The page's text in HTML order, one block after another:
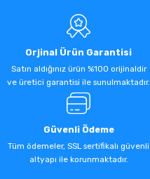
Orjinal Ürün Garantisi
Satın aldığınız ürün %100 orijinaldir
ve üretici garantisi ile sunulmaktadır.
Güvenli Ödeme
Tüm ödemeler, SSL sertifikalı güvenli
altyapı ile korunmaktadır.